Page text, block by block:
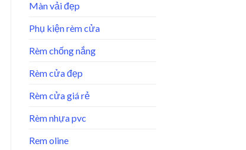
Màn vải đẹp
Phụ kiện rèm cửa
Rèm chống nắng
Rèm cửa đẹp
Rèm cửa giá rẻ
Rèm nhựa pvc
Rem oline